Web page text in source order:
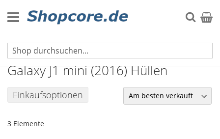
Inhalt
springen
Suche
Mein
Galaxy J-Serie Hüllen
Galaxy J1 mini (2016) Hüllen
Einkaufsoptionen
3 Elemente